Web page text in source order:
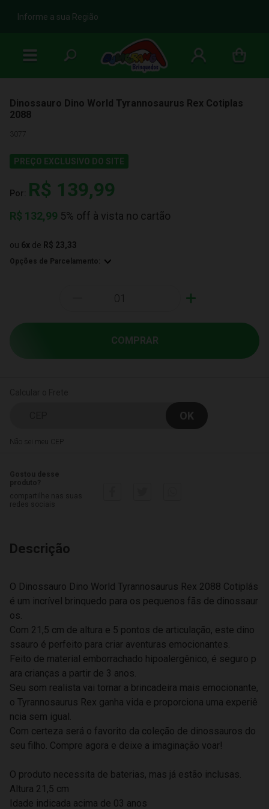
b
Informe a sua Região
Dinossauro Dino World Tyrannosaurus Rex Cotiplas
2088
3077
PREÇO EXCLUSIVO DO SITE
Por: R$ 139,99
R$ 132,99 5% off à vista no cartão
ou 6x de R$ 23,33
Opções de Parcelamento:
+
COMPRAR
Não sei meu CEP
Descrição
O Dinossauro Dino World Tyrannosaurus Rex 2088 Cotiplás
é um incrível brinquedo para os pequenos fãs de dinossaur
os.
Com 21,5 cm de altura e 5 pontos de articulação, este dino
ssauro é perfeito para criar aventuras emocionantes.
Feito de material emborrachado hipoalergênico, é seguro p
ara crianças a partir de 3 anos.
Seu som realista vai tornar a brincadeira mais emocionante,
o Tyrannosaurus Rex ganha vida e proporciona uma experiê
ncia sem igual.
Com certeza será o favorito da coleção de dinossauros do
seu filho. Compre agora e deixe a imaginação voar!
O produto necessita de baterias, mas já estão inclusas.
Altura 21,5 cm
Idade indicada acima de 03 anos